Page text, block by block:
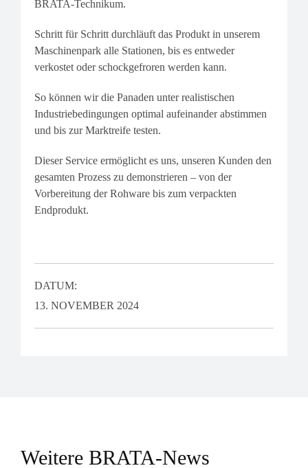
BRATA-Technikum.
Schritt für Schritt durchläuft das Produkt in unserem
Maschinenpark alle Stationen, bis es entweder
verkostet oder schockgefroren werden kann.
So können wir die Panaden unter realistischen
Industriebedingungen optimal aufeinander abstimmen
und bis zur Marktreife testen.
Dieser Service ermöglicht es uns, unseren Kunden den
gesamten Prozess zu demonstrieren – von der
Vorbereitung der Rohware bis zum verpackten
Endprodukt.
DATUM:
13. NOVEMBER 2024
Weitere BRATA-News